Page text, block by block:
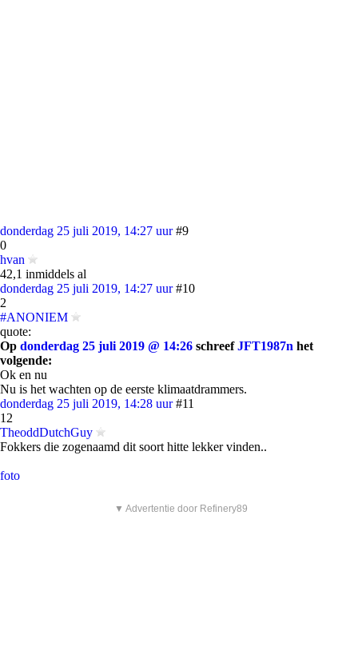
donderdag 25 juli 2019, 14:27 uur #9
0
hvan
42,1 inmiddels al
donderdag 25 juli 2019, 14:27 uur #10
2
#ANONIEM
quote:
Op donderdag 25 juli 2019 @ 14:26 schreefJFT1987n het
volgende:
Ok en nu
Nu is het wachten op de eerste klimaatdrammers.
donderdag 25 juli 2019, 14:28 uur #11
12
TheoddDutchGuy
Fokkers die zogenaamd dit soort hitte lekker vinden..
foto
▼ Advertentie door Refinery89